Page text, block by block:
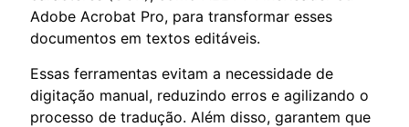
Adobe Acrobat Pro, para transformar esses
documentos em textos editáveis.
Essas ferramentas evitam a necessidade de
digitação manual, reduzindo erros e agilizando o
processo de tradução. Além disso, garantem que